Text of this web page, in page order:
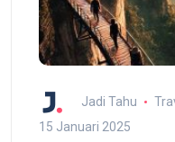
Jadi Tahu
15 Januari 2025